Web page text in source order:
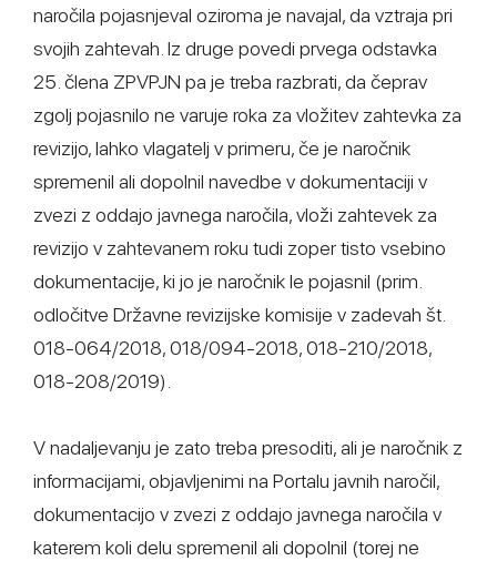
naročila pojasnjeval oziroma je navajal, da vztraja pri
svojih zahtevah. Iz druge povedi prvega odstavka
25. člena ZPVPJN pa je treba razbrati, da čeprav
zgolj pojasnilo ne varuje roka za vložitev zahtevka za
revizijo, lahko vlagatelj v primeru, če je naročnik
spremenil ali dopolnil navedbe v dokumentaciji v
zvezi z oddajo javnega naročila, vloži zahtevek za
revizijo v zahtevanem roku tudi zoper tisto vsebino
dokumentacije, ki jo je naročnik le pojasnil (prim.
odločitve Državne revizijske komisije v zadevah št.
018-064/2018, 018/094-2018, 018-210/2018,
018-208/2019).
V nadaljevanju je zato treba presoditi, ali je naročnik z
informacijami, objavljenimi na Portalu javnih naročil,
dokumentacijo v zvezi z oddajo javnega naročila v
katerem koli delu spremenil ali dopolnil (torej ne